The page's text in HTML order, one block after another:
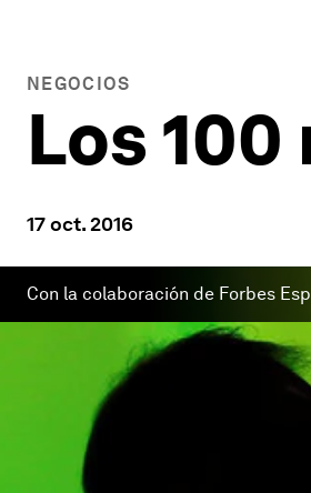
NEGOCIOS
Los
17 oct. 2016
Con la colaboración de Forbes